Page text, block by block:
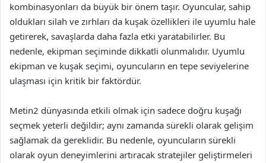
kombinasyonları da büyük bir önem taşır. Oyuncular, sahip
oldukları silah ve zırhları da kuşak özellikleri ile uyumlu hale
getirerek, savaşlarda daha fazla etki yaratabilirler. Bu
nedenle, ekipman seçiminde dikkatli olunmalıdır. Uyumlu
ekipman ve kuşak seçimi, oyuncuların en tepe seviyelerine
ulaşması için kritik bir faktördür.
Metin2 dünyasında etkili olmak için sadece doğru kuşağı
seçmek yeterli değildir; aynı zamanda sürekli olarak gelişim
sağlamak da gereklidir. Bu nedenle, oyuncuların sürekli
olarak oyun deneyimlerini artıracak stratejiler geliştirmeleri